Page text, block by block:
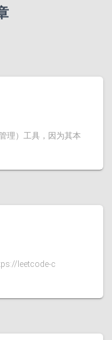
理）工具，因为其本
leetcode-c